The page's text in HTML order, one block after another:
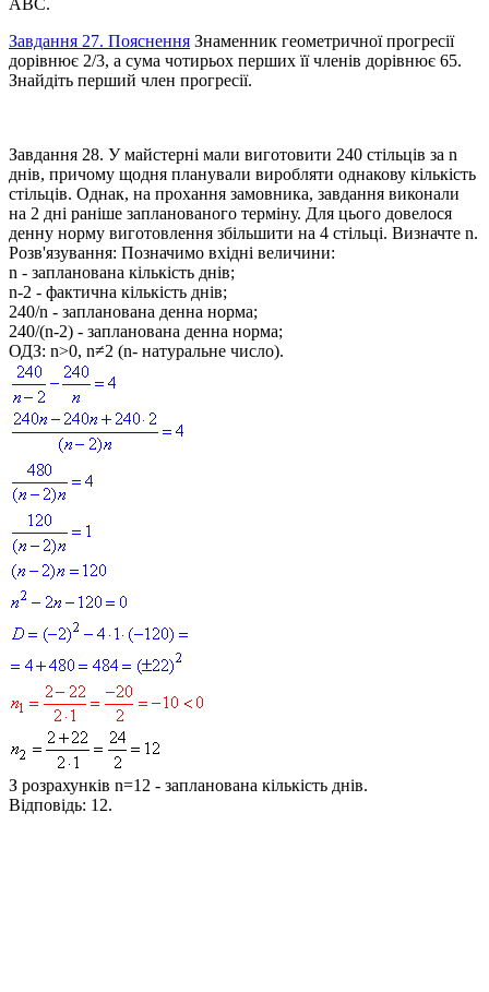
ABC.
Завдання 27. Пояснення Знаменник геометричної прогресії
дорівнює 2/3, а сума чотирьох перших її членів дорівнює 65.
Знайдіть перший член прогресії.
Завдання 28. У майстерні мали виготовити 240 стільців за n
днів, причому щодня планували виробляти однакову кількість
стільців. Однак, на прохання замовника, завдання виконали
на 2 дні раніше запланованого терміну. Для цього довелося
денну норму виготовлення збільшити на 4 стільці. Визначте n.
Розв'язування: Позначимо вхідні величини:
n - запланована кількість днів;
n-2 - фактична кількість днів;
240/n - запланована денна норма;
240/(n-2) - запланована денна норма;
ОДЗ: n>0, n≠2 (n- натуральне число).
З розрахунків n=12 - запланована кількість днів.
Відповідь: 12.